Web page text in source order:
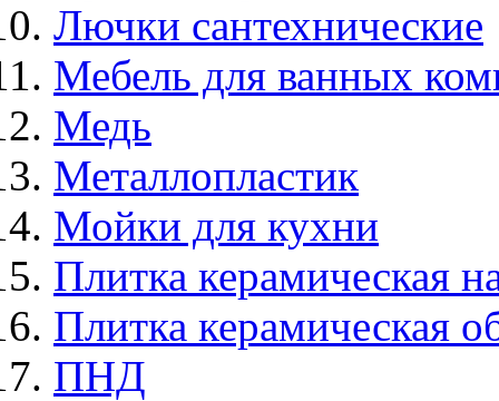
Лючки сантехнические
Мебель для ванных
Медь
Металлопластик
Мойки для кухни
Плитка керамическая
Плитка керамическая
ПНД